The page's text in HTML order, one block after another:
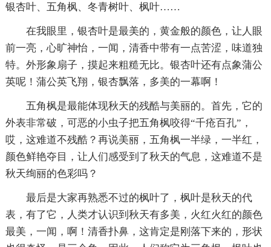
银杏叶、五角枫、冬青树叶、枫叶……
在我眼里，银杏叶是最美的，黄金般的颜色，让人眼
前一亮，心旷神怡，一闻，清香中带有一点苦涩，味道独
特。外形象扇子，摸起来粗糙无比。银杏叶还有点象蒲公
英呢！蒲公英飞翔，银杏飘落，多美的一幕啊！
五角枫是最能体现秋天的残酷与美丽的。首先，它的
外表非常破，可恶的小虫子把五角枫咬得“千疮百孔”，
哎，这难道不残酷？再说美丽，五角枫一半绿，一半红，
颜色鲜艳夺目，让人们感受到了秋天的气息，这难道不是
秋天绚丽的色彩吗？
最后是大家再熟悉不过的枫叶了，枫叶是秋天的代
表，有了它，人类才认识到秋天有多美，火红火红的颜色
最美，一闻，啊！清香扑鼻，这肯定是刚落下来的，形状